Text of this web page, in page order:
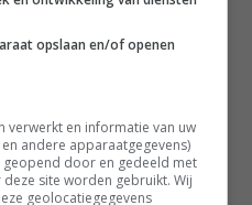
opslaan en/of openen
verwerkt en informatie van uw
andere apparaatgegevens)
door en gedeeld met
site worden gebruikt. Wij
geolocatiegegevens